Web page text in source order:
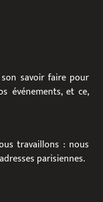
savoir faire pour
événements, et ce,
travaillons : nous
parisiennes.